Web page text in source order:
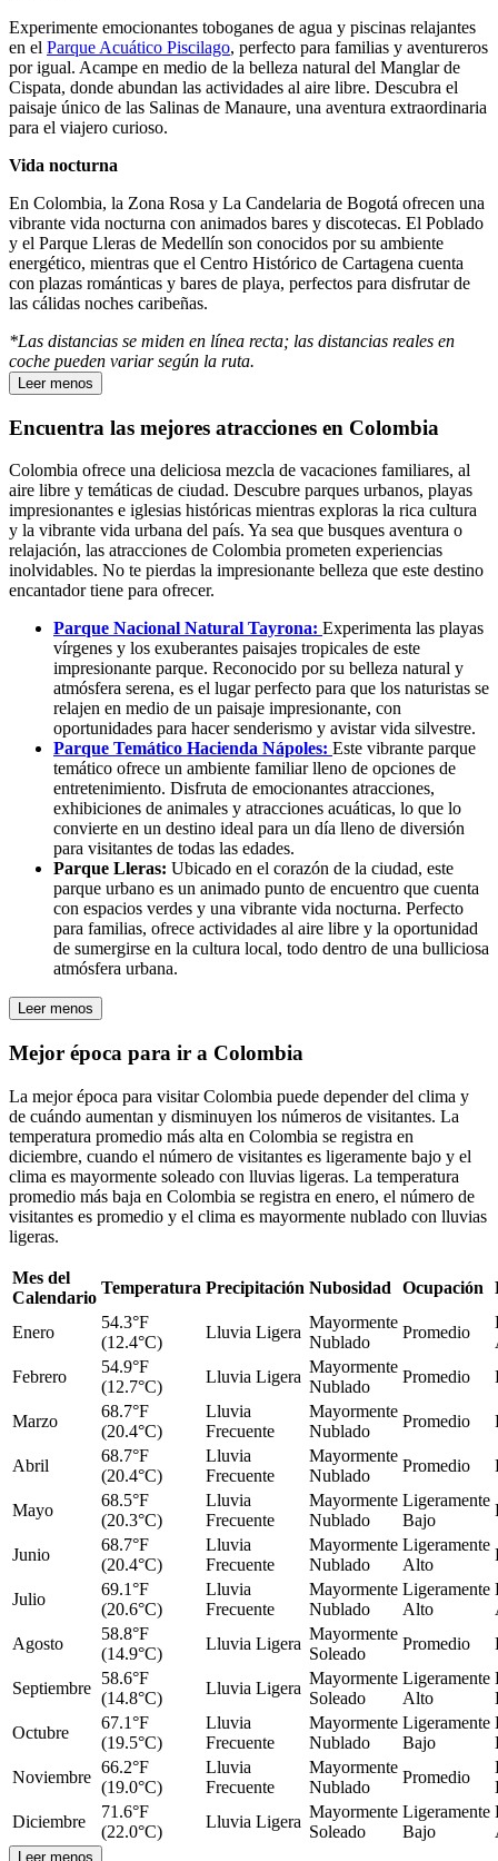
Experimente emocionantes toboganes de agua y piscinas relajantes
en el Parque Acuático Piscilago, perfecto para familias y aventureros
por igual. Acampe en medio de la belleza natural del Manglar de
Cispata, donde abundan las actividades al aire libre. Descubra el
paisaje único de las Salinas de Manaure, una aventura extraordinaria
para el viajero curioso.
Vida nocturna
En Colombia, la Zona Rosa y La Candelaria de Bogotá ofrecen una
vibrante vida nocturna con animados bares y discotecas. El Poblado
y el Parque Lleras de Medellín son conocidos por su ambiente
energético, mientras que el Centro Histórico de Cartagena cuenta
con plazas románticas y bares de playa, perfectos para disfrutar de
las cálidas noches caribeñas.
*Las distancias se miden en línea recta; las distancias reales en
coche pueden variar según la ruta.
Leer menos
Encuentra las mejores atracciones en Colombia
Colombia ofrece una deliciosa mezcla de vacaciones familiares, al
aire libre y temáticas de ciudad. Descubre parques urbanos, playas
impresionantes e iglesias históricas mientras exploras la rica cultura
y la vibrante vida urbana del país. Ya sea que busques aventura o
relajación, las atracciones de Colombia prometen experiencias
inolvidables. No te pierdas la impresionante belleza que este destino
encantador tiene para ofrecer.
Parque Nacional Natural Tayrona: Experimenta las playas
vírgenes y los exuberantes paisajes tropicales de este
impresionante parque. Reconocido por su belleza natural y
atmósfera serena, es el lugar perfecto para que los naturistas se
relajen en medio de un paisaje impresionante, con
oportunidades para hacer senderismo y avistar vida silvestre.
Parque Temático Hacienda Nápoles: Este vibrante parque
temático ofrece un ambiente familiar lleno de opciones de
entretenimiento. Disfruta de emocionantes atracciones,
exhibiciones de animales y atracciones acuáticas, lo que lo
convierte en un destino ideal para un día lleno de diversión
para visitantes de todas las edades.
Parque Lleras: Ubicado en el corazón de la ciudad, este
parque urbano es un animado punto de encuentro que cuenta
con espacios verdes y una vibrante vida nocturna. Perfecto
para familias, ofrece actividades al aire libre y la oportunidad
de sumergirse en la cultura local, todo dentro de una bulliciosa
atmósfera urbana.
Leer menos
Mejor época para ir a Colombia
La mejor época para visitar Colombia puede depender del clima y
de cuándo aumentan y disminuyen los números de visitantes. La
temperatura promedio más alta en Colombia se registra en
diciembre, cuando el número de visitantes es ligeramente bajo y el
clima es mayormente soleado con lluvias ligeras. La temperatura
promedio más baja en Colombia se registra en enero, el número de
visitantes es promedio y el clima es mayormente nublado con lluvias
ligeras.
Mes del
Calendario
Temperatura Precipitación Nubosidad Ocupación
Enero
54.3°F
(12.4°C)
Lluvia Ligera
Mayormente
Nublado
Promedio
Febrero
54.9°F
(12.7°C)
Lluvia Ligera
Mayormente
Nublado
Promedio
Marzo
68.7°F
(20.4°C)
Lluvia
Frecuente
Mayormente
Nublado
Promedio
Abril
68.7°F
(20.4°C)
Lluvia
Frecuente
Mayormente
Nublado
Promedio
Mayo
68.5°F
(20.3°C)
Lluvia
Frecuente
Mayormente
Nublado
Ligeramente
Bajo
Junio
68.7°F
(20.4°C)
Lluvia
Frecuente
Mayormente
Nublado
Ligeramente
Alto
Julio
69.1°F
(20.6°C)
Lluvia
Frecuente
Mayormente
Nublado
Ligeramente
Alto
Agosto
58.8°F
(14.9°C)
Lluvia Ligera
Mayormente
Soleado
Promedio
Septiembre
58.6°F
(14.8°C)
Lluvia Ligera
Mayormente
Soleado
Ligeramente
Alto
Octubre
67.1°F
(19.5°C)
Lluvia
Frecuente
Mayormente
Nublado
Ligeramente
Bajo
Noviembre
66.2°F
(19.0°C)
Lluvia
Frecuente
Mayormente
Nublado
Promedio
Diciembre
71.6°F
(22.0°C)
Lluvia Ligera
Mayormente
Soleado
Ligeramente
Bajo
Leer menos